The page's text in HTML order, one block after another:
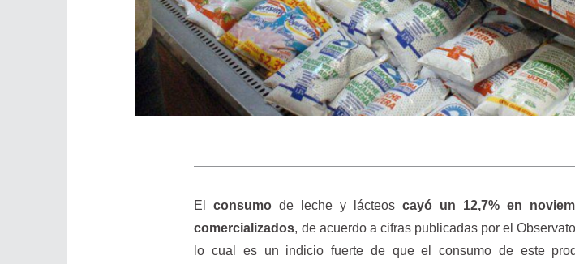
Elconsumo de leche y lácteos cayó un 12,7% en
comercializados, de acuerdo a cifras publicadas por el
lo cual es un indicio fuerte de que el consumo de este